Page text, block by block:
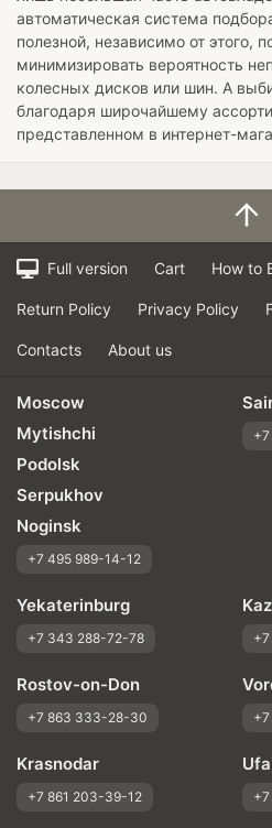
автоматическая система
полезной, независимо от этого,
минимизировать вероятность
колесных дисков или шин. А
благодаря широчайшему
представленном в интернет-
Full version Cart How to
Return Policy Privacy Policy
Contacts About us
Moscow
Mytishchi
Podolsk
Serpukhov
Noginsk
+7 495 989-14-12
Yekaterinburg
+7 343 288-72-78
Rostov-on-Don
+7 863 333-28-30
Krasnodar
+7 861 203-39-12
Ufa